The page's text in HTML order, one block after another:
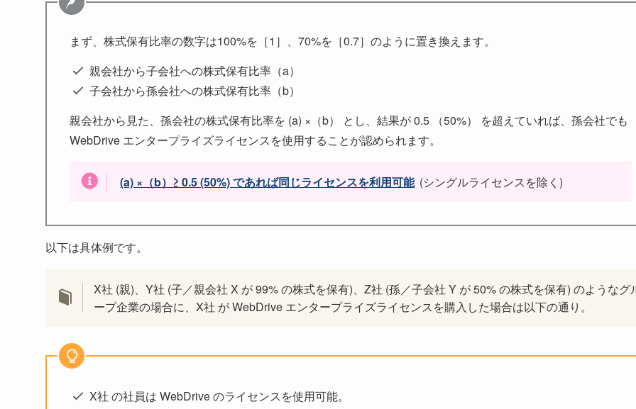
まず、株式保有比率の数字は100%を［1］、70%を［0.7］のように置き換えます。
親会社から子会社への株式保有比率（a）
子会社から孫会社への株式保有比率（b）
親会社から見た、孫会社の株式保有比率を (a) ×（b） とし、結果が 0.5 （50%） を超えていれば、孫会社でも
WebDrive エンタープライズライセンスを使用することが認められます。
(a) ×（b）≥ 0.5 (50%) であれば同じライセンスを利用可能 (シングルライセンスを除く)
以下は具体例です。
X社 (親)、Y社 (子／親会社 X が 99% の株式を保有)、Z社 (孫／子会社 Y が 50% の株式を保有) のようなグ
ープ企業の場合に、X社 が WebDrive エンタープライズライセンスを購入した場合は以下の通り。
X社 の社員は WebDrive のライセンスを使用可能。